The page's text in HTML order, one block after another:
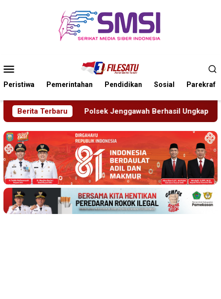
Mobile
Peristiwa Pemerintahan Pendidikan Sosial Parekraf
Berita Terbaru
Jenggawah Berhasil Ungkap Sindikat Pengelapan Mobil